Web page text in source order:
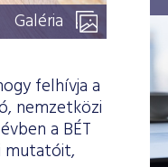
Galéria
felhívja a
nemzetközi
a BÉT
mutatóit,